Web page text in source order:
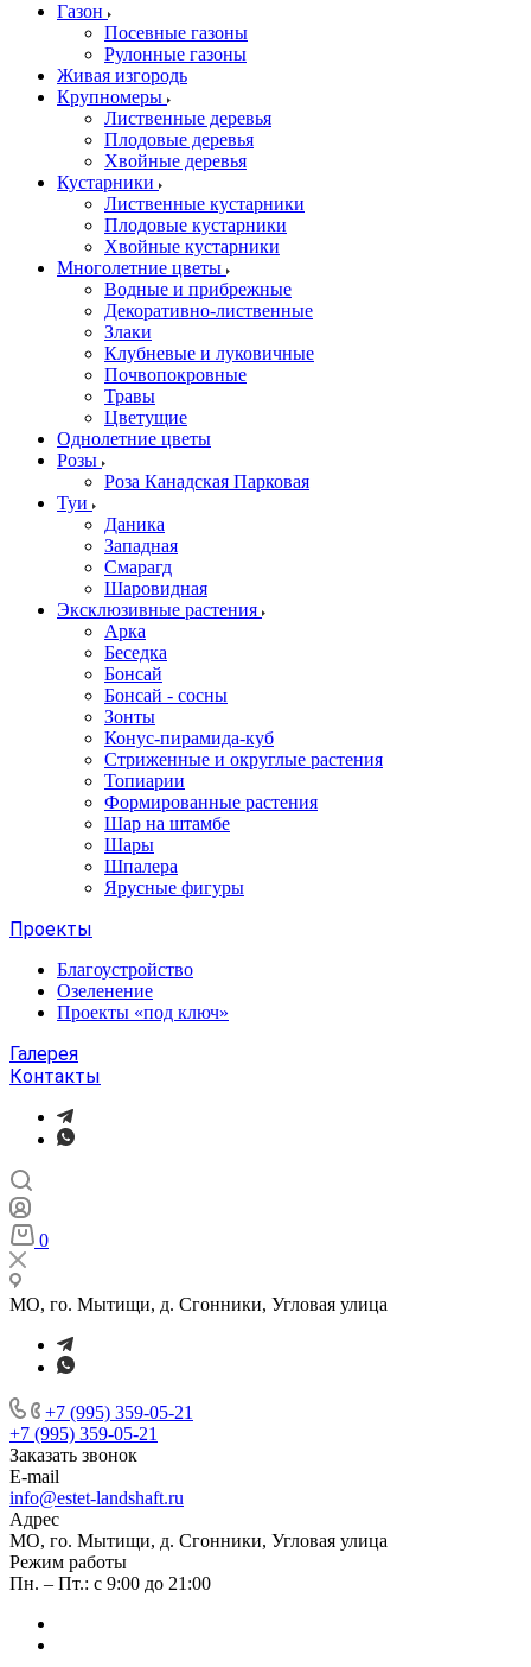
Газон
Посевные газоны
Рулонные газоны
Живая изгородь
Крупномеры
Лиственные деревья
Плодовые деревья
Хвойные деревья
Кустарники
Лиственные кустарники
Плодовые кустарники
Хвойные кустарники
Многолетние цветы
Водные и прибрежные
Декоративно-лиственные
Злаки
Клубневые и луковичные
Почвопокровные
Травы
Цветущие
Однолетние цветы
Розы
Роза Канадская Парковая
Туи
Даника
Западная
Смарагд
Шаровидная
Эксклюзивные растения
Арка
Беседка
Бонсай
Бонсай - сосны
Зонты
Конус-пирамида-куб
Стриженные и округлые растения
Топиарии
Формированные растения
Шар на штамбе
Шары
Шпалера
Ярусные фигуры
Проекты
Благоустройство
Озеленение
Проекты «под ключ»
Галерея
Контакты
0
МО, го. Мытищи, д. Сгонники, Угловая улица
+7 (995) 359-05-21
+7 (995) 359-05-21
Заказать звонок
E-mail
info@estet-landshaft.ru
Адрес
МО, го. Мытищи, д. Сгонники, Угловая улица
Режим работы
Пн. – Пт.: с 9:00 до 21:00